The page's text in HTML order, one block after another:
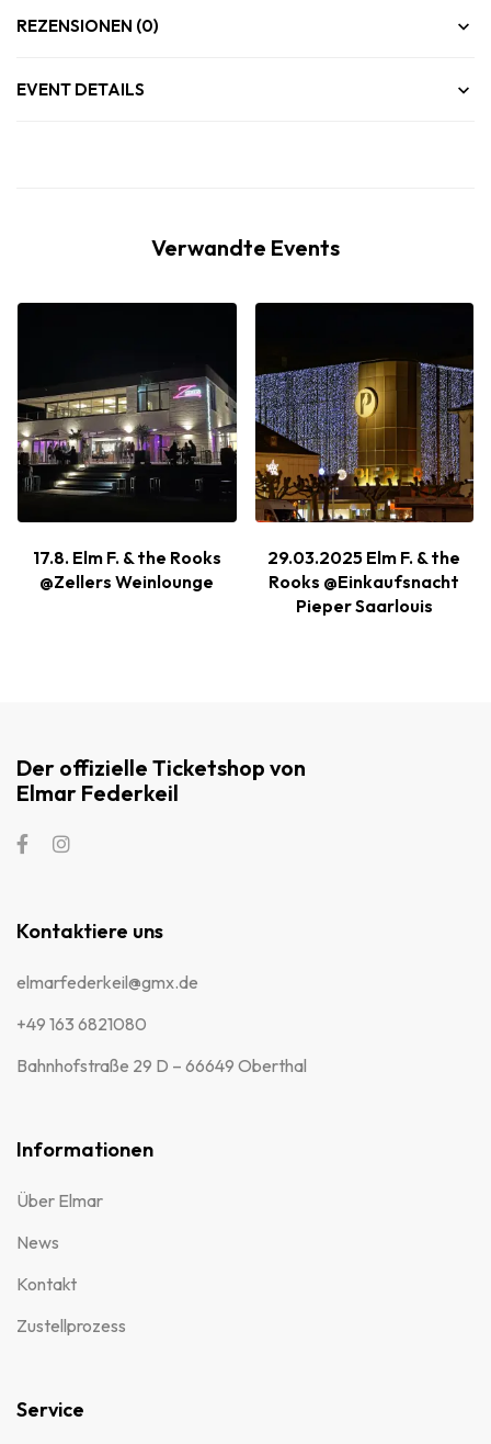
REZENSIONEN (0)
EVENT DETAILS
Verwandte Events
17.8. Elm F. & the Rooks
@Zellers Weinlounge
29.03.2025 Elm F. & the
Rooks @Einkaufsnacht
Pieper Saarlouis
Der offizielle Ticketshop von
Elmar Federkeil
Kontaktiere uns
elmarfederkeil@gmx.de
+49 163 6821080
Bahnhofstraße 29 D – 66649 Oberthal
Informationen
Über Elmar
News
Kontakt
Zustellprozess
Service